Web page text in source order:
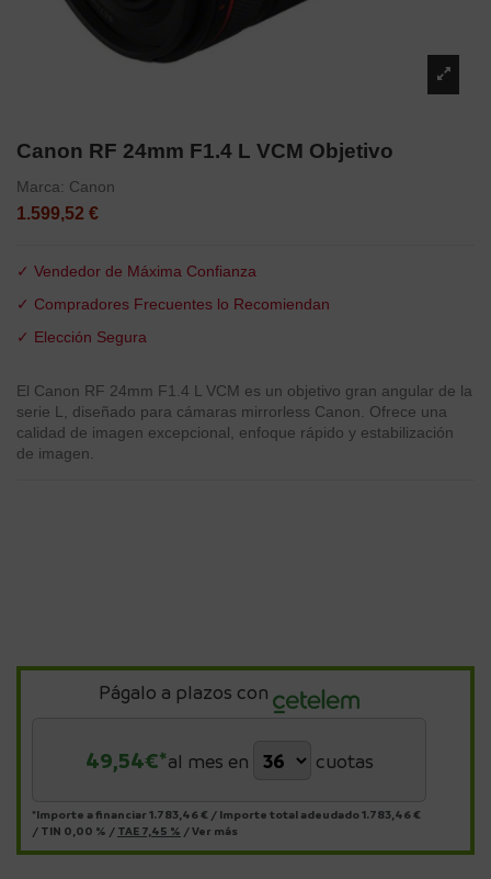
Canon RF 24mm F1.4 L VCM Objetivo
Marca: Canon
1.599,52 €
✓ Vendedor de Máxima Confianza
✓ Compradores Frecuentes lo Recomiendan
✓ Elección Segura
El Canon RF 24mm F1.4 L VCM es un objetivo gran angular de la
serie L, diseñado para cámaras mirrorless Canon. Ofrece una
calidad de imagen excepcional, enfoque rápido y estabilización
de imagen.
Págalo a plazos con
49,54€*al mes en cuotas
*Importe a financiar 1.783,46 € / Importe total adeudado1.783,46 €
/ TIN 0,00 % / TAE 7,45 % /Ver más